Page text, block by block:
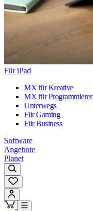
Für iPad
MX für Kreative
MX für Programmierer
Unterwegs
Für Gaming
Für Business
Software
Angebote
Planet